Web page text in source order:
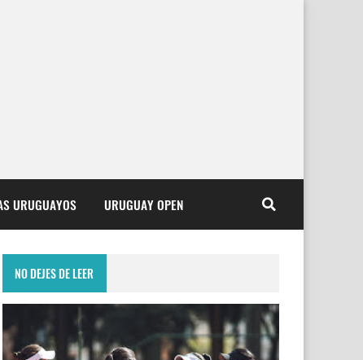
URUGUAYOS URUGUAY OPEN
NO DEJES DE LEER